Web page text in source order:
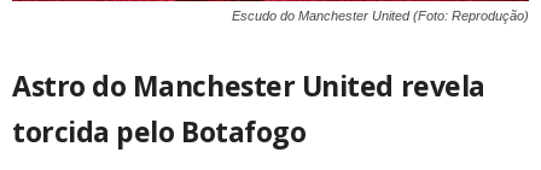
Escudo do Manchester United (Foto: Reprodução)
Astro do Manchester United revela
torcida pelo Botafogo